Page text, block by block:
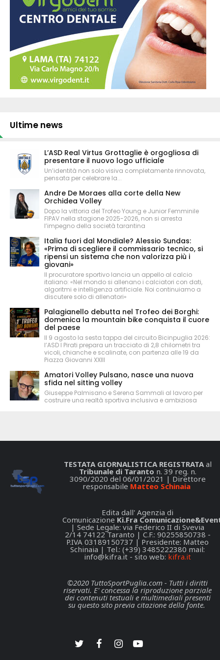
Ultime news
L’ASD Real Virtus Grottaglie è orgogliosa di
presentare il nuovo logo ufficiale
Un’identità non solo visiva completamente rinnovata,
pensata per celebrare la...
Andre De Moraes alla corte della New
Orchidea Volley
Dopo la vittoria del Trofeo Young e Junior Femminile
FIPAV nella stagione 2025-2026, non si arresta
l’impegno della società tarantina
Italia fuori dal Mondiale? Alessio Sundas:
«Prima di scegliere il commissario tecnico, si
ripensi un sistema che non valorizza più i
giovani»
Il procuratore sportivo lancia un appello al calcio
italiano: «Nel mondo si allenano i calciatori con dati,
algoritmi e intelligenza artificiale. Noi continuiamo a
discutere solo di allenatori»
Palagianello debutta nel Trofeo dei Borghi:
domenica la mountain bike conquista il cuore
del paese
Il 9 agosto la sesta tappa del circuito Bicinpuglia 2026:
l’ASD I Pirati prepara un tracciato di 2,8 chilometri tra
vicoli, chianche e scalinate, con partenza alle 19 da
Piazza Giovanni XXIII
Amatori Volley Pulsano, nasce una nuova
sfida nel sitting volley
Giuseppe Palmisano e Serena Sammali al lavoro per
costruire una realtà sportiva inclusiva e ambiziosa
TESTATA GIORNALISTICA REGISTRATAal
Tribunale di Taranto n. 39 reg. n.
3090/2020 del 06/01/2021 | Direttore
responsabile Matteo Schinaia
Edita dall' Agenzia di
Comunicazione Ki.Fra
| Sede Legale: via Federico II di Svevia
2/14 74122 Taranto | C.F.: 90255850738 -
P.IVA 03189150737 | Presidente: Matteo
Schinaia | Tel.: (+39) 3485222380 mail:
info@kifra.it - sito web: kifra.it
©2020 TuttoSportPuglia.com - Tutti i diritti
riservati. E' concessa la riproduzione parziale
dei contenuti testuali e multimediali presenti
su questo sito previa citazione della fonte.